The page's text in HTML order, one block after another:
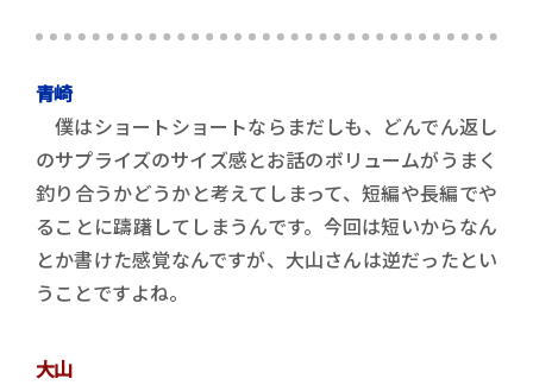
青崎
僕はショートショートならまだしも、どんでん返し
のサプライズのサイズ感とお話のボリュームがうまく
釣り合うかどうかと考えてしまって、短編や長編でや
ることに躊躇してしまうんです。今回は短いからなん
とか書けた感覚なんですが、大山さんは逆だったとい
うことですよね。
大山